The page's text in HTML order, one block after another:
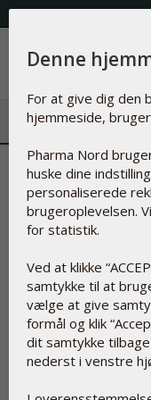
Menu
Brilliant
Denne
For at give dig den
hjemmeside,
Pharma Nord
huske dine
personaliserede
brugeroplevelsen.
for statistik.
Ved at klikke
samtykke til at
vælge at give
formål og klik
dit samtykke
nederst i venstre